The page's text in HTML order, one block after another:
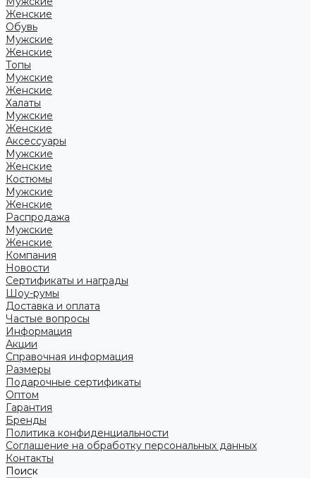
Женские
Обувь
Мужские
Женские
Топы
Мужские
Женские
Халаты
Мужские
Женские
Аксессуары
Мужские
Женские
Костюмы
Мужские
Женские
Распродажа
Мужские
Женские
Компания
Новости
Сертификаты и награды
Шоу-румы
Доставка и оплата
Частые вопросы
Информация
Акции
Справочная информация
Размеры
Подарочные сертификаты
Оптом
Гарантия
Бренды
Политика конфиденциальности
Соглашение на обработку персональных данных
Контакты
Поиск